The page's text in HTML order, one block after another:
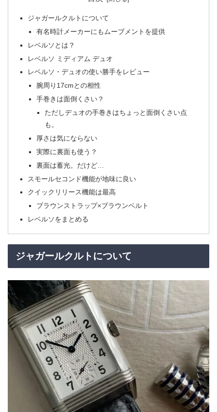
ジャガールクルトについて
有名時計メーカーにもムーブメントを提供
レベルソとは？
レベルソ ミディアム デュオ
レベルソ・デュオの使い勝手をレビュー
腕周り17cmとの相性
手巻きは面倒くさい？
ただしデュオの手巻きはちょっと面倒くさい点
も。
厚さは気にならない
実際に裏面も使う？
裏面は蓄光。だけど…
スモールセコンド機能が地味に良い
クイックリリース機能は最高
ブラウンストラップ×ブラウンベルト
レベルソをまとめる
ジャガールクルトについて